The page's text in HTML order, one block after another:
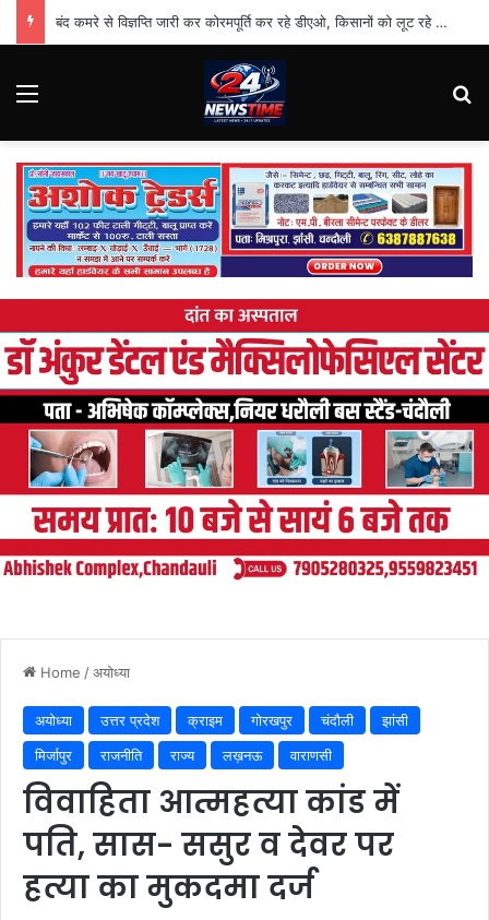
बंद कमरे से विज्ञप्ति जारी कर कोरमपूर्ति कर रहे डीएओ, किसानों को लूट रहे निजी दुकानदार
Menu
Home /अयोध्या
अयोध्या उत्तर प्रदेश क्राइम गोरखपुर चंदौली
झांसी
मिर्जापुर
राजनीति राज्य लख़नऊ वाराणसी
विवाहिता आत्महत्या कांड में
पति, सास- ससुर व देवर पर
हत्या का मुकदमा दर्ज